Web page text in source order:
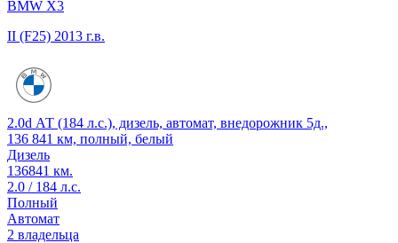
BMW X3
II (F25) 2013 г.в.
2.0d АТ (184 л.с.), дизель, автомат, внедорожник 5д.,
136 841 км, полный, белый
Дизель
136841 км.
2.0 / 184 л.с.
Полный
Автомат
2 владельца